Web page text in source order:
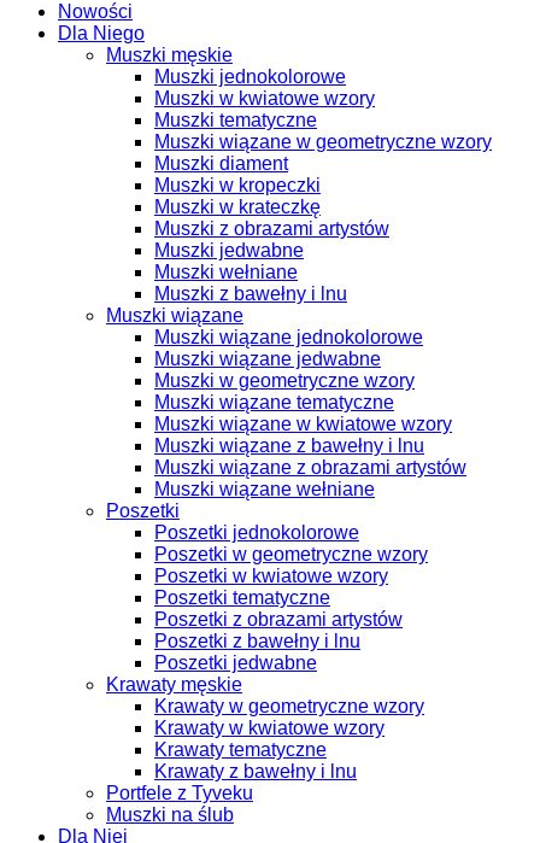
Nowości
Dla Niego
Muszki męskie
Muszki jednokolorowe
Muszki w kwiatowe wzory
Muszki tematyczne
Muszki wiązane w geometryczne wzory
Muszki diament
Muszki w kropeczki
Muszki w krateczkę
Muszki z obrazami artystów
Muszki jedwabne
Muszki wełniane
Muszki z bawełny i lnu
Muszki wiązane
Muszki wiązane jednokolorowe
Muszki wiązane jedwabne
Muszki w geometryczne wzory
Muszki wiązane tematyczne
Muszki wiązane w kwiatowe wzory
Muszki wiązane z bawełny i lnu
Muszki wiązane z obrazami artystów
Muszki wiązane wełniane
Poszetki
Poszetki jednokolorowe
Poszetki w geometryczne wzory
Poszetki w kwiatowe wzory
Poszetki tematyczne
Poszetki z obrazami artystów
Poszetki z bawełny i lnu
Poszetki jedwabne
Krawaty męskie
Krawaty w geometryczne wzory
Krawaty w kwiatowe wzory
Krawaty tematyczne
Krawaty z bawełny i lnu
Portfele z Tyveku
Muszki na ślub
Dla Niej